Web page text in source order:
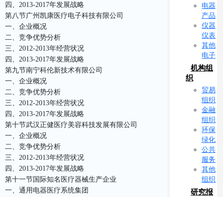
四、2013-2017年发展战略
第八节广州凯康医疗电子科技有限公司
一、企业概况
二、竞争优势分析
三、2012-2013年经营状况
四、2013-2017年发展战略
第九节南宁科伦新技术有限公司
一、企业概况
二、竞争优势分析
三、2012-2013年经营状况
四、2013-2017年发展战略
第十节武汉正健医疗美容科技发展有限公司
一、企业概况
二、竞争优势分析
三、2012-2013年经营状况
四、2013-2017年发展战略
第十一节国际知名医疗器械生产企业
一、通用电器医疗系统集团
电器
产品
仪器
仪表
其他
电子
机构组
织
贸易
组织
金融
组织
环保
绿化
公共
服务
其他
组织
研究报